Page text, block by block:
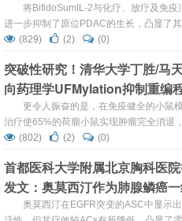
景的策略
将BifidoSumIL-2与化疗、放疗及免疫
进一步抑制了原位PDAC的生长，凸显了
（如PDAC）中的治疗潜力。
(829) (2) (0)
突破性研究！清华大学丁胜/马
向药理学UFMylation抑制重编
微环境以实现长期胶质母细胞瘤
更令人振奋的是，在免疫健全的小鼠
治疗使65%的荷瘤小鼠实现肿瘤完全消退
抗肿瘤免疫记忆，再次遭遇肿瘤攻击时可
(802) (2) (0)
首都医科大学附属北京胸科医
发文：奥莫西汀作为肺腺鳞癌
全性和有效性
奥莫西汀在EGFR突变的ASC中显示